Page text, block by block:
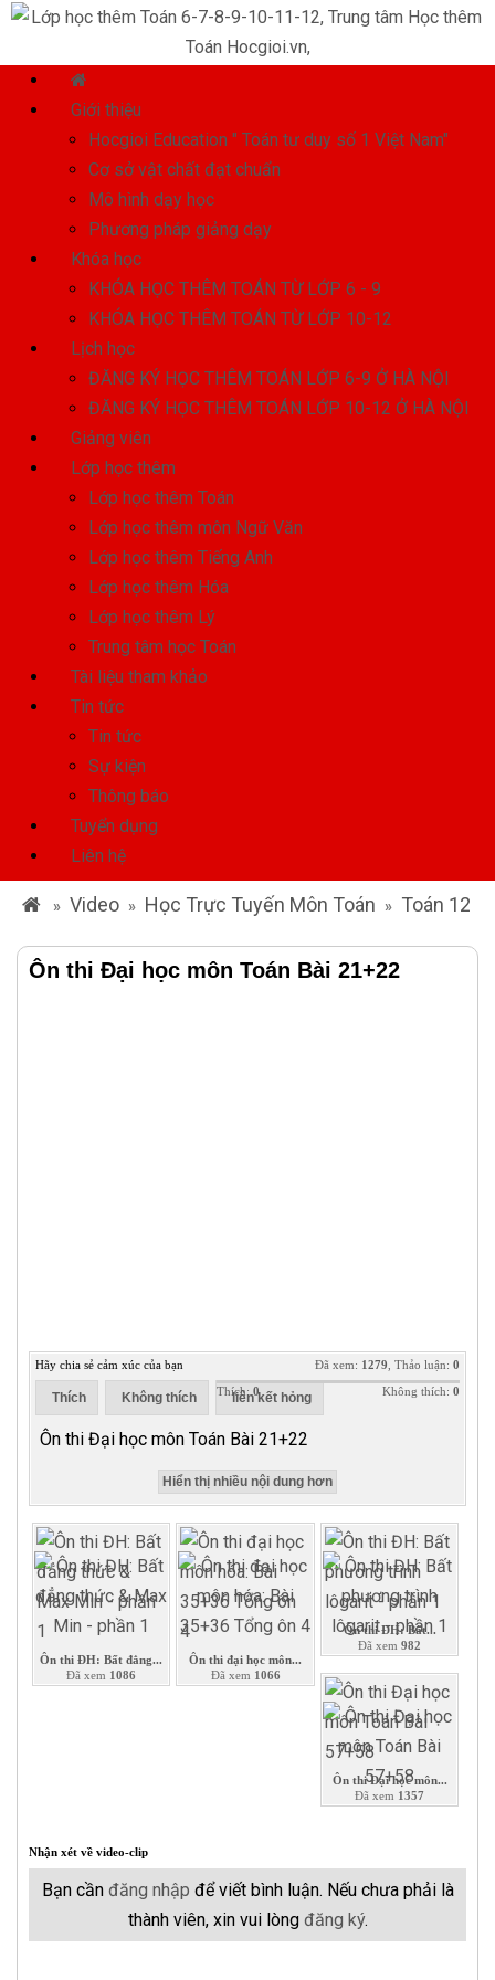
Giới thiệu
Hocgioi Education " Toán tư duy số 1 Việt Nam"
Cơ sở vật chất đạt chuẩn
Mô hình dạy học
Phương pháp giảng dạy
Khóa học
KHÓA HỌC THÊM TOÁN TỪ LỚP 6 - 9
KHÓA HỌC THÊM TOÁN TỪ LỚP 10-12
Lịch học
ĐĂNG KÝ HỌC THÊM TOÁN LỚP 6-9 Ở HÀ NỘI
ĐĂNG KÝ HỌC THÊM TOÁN LỚP 10-12 Ở HÀ NỘI
Giảng viên
Lớp học thêm
Lớp học thêm Toán
Lớp học thêm môn Ngữ Văn
Lớp học thêm Tiếng Anh
Lớp học thêm Hóa
Lớp học thêm Lý
Trung tâm học Toán
Tài liệu tham khảo
Tin tức
Tin tức
Sự kiện
Thông báo
Tuyển dụng
Liên hệ
» Video » Học Trực Tuyến Môn Toán » Toán 12
Ôn thi Đại học môn Toán Bài 21+22
Hãy chia sẻ cảm xúc của bạn
Thích Không thích liên kết hỏng
Đã xem: 1279 , Thảo luận: 0
Thích: 0 Không thích: 0
Ôn thi Đại học môn Toán Bài 21+22
Hiển thị nhiều nội dung hơn
Ôn thi ĐH: Bất đẳng...
Đã xem 1086
Ôn thi đại học môn...
Đã xem 1066
Ôn thi ĐH: Bất...
Đã xem982
Ôn thi Đại học môn...
Đã xem 1357
Nhận xét về video-clip
Bạn cần đăng nhập để viết bình luận. Nếu chưa phải là
thành viên, xin vui lòng đăng ký.